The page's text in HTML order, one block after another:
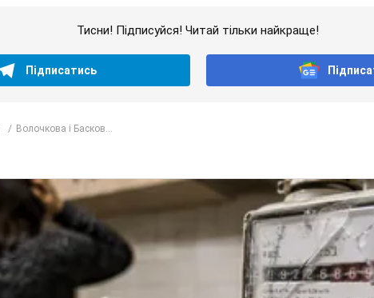
Тисни! Підписуйся! Читай тільки найкраще!
Підписатись
Волочкова і Басков...